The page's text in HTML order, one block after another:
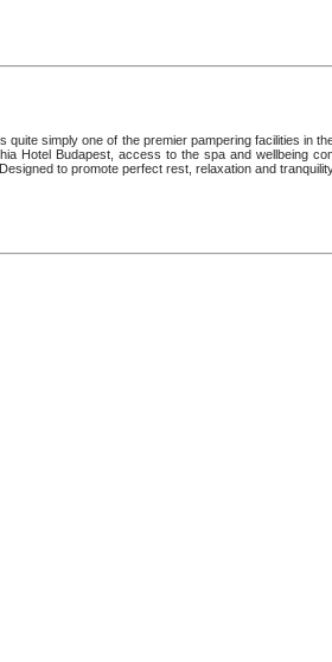
quite simply one of the premier pampering facilities in
Hotel Budapest, access to the spa and wellbeing
to promote perfect rest, relaxation and